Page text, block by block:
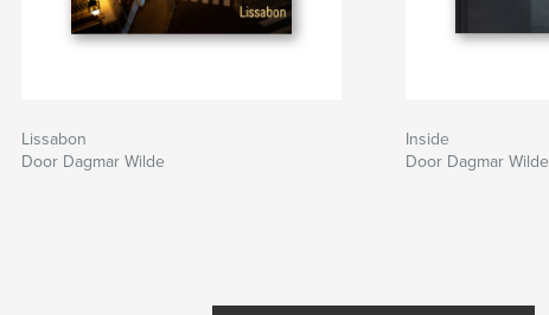
Lissabon
Door Dagmar Wilde
Inside
Door Dagmar Wilde